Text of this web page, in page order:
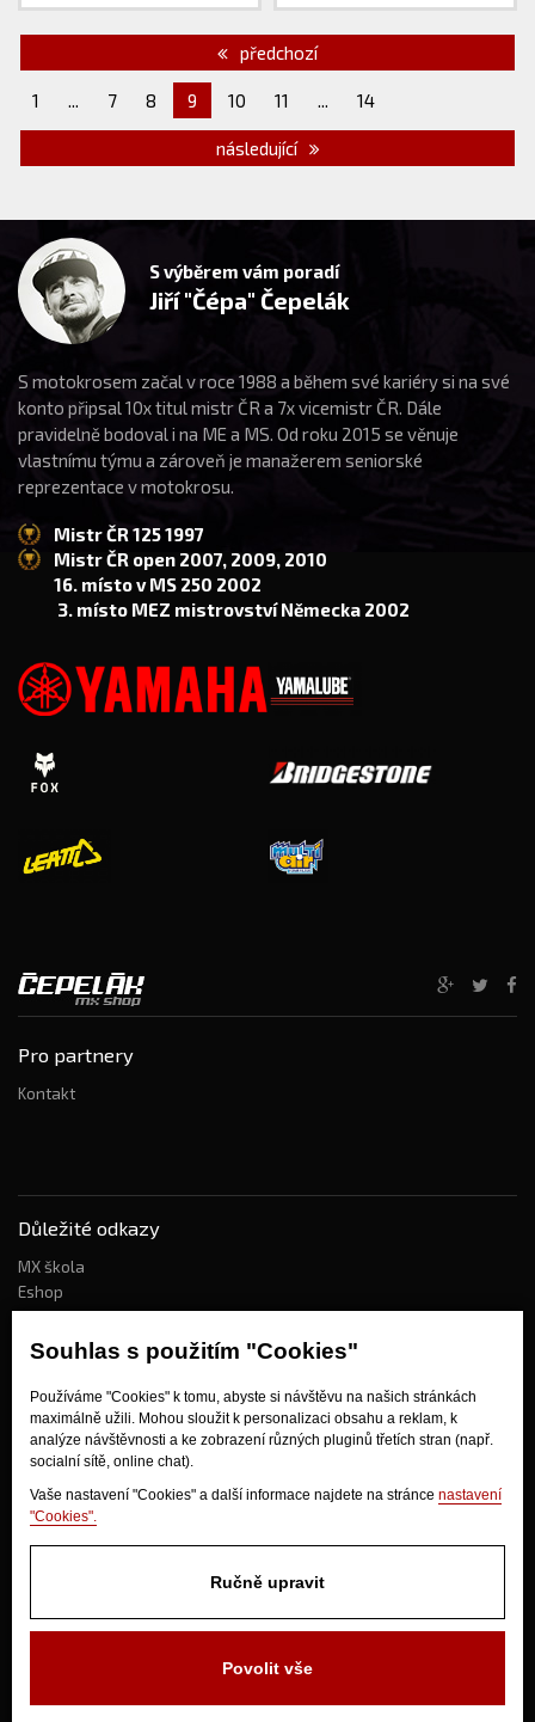
Souhlas s použitím "Cookies"
Používáme "Cookies" k tomu, abyste si návštěvu na našich stránkách
maximálně užili. Mohou sloužit k personalizaci obsahu a reklam, k
analýze návštěvnosti a ke zobrazení různých pluginů třetích stran (např.
socialní sítě, online chat).
Vaše nastavení "Cookies" a další informace najdete na stránce nastavení
"Cookies".
Ručně upravit
Povolit vše
předchozí
1 ... 7 8 9 10 11 ... 14
následující
S výběrem vám poradí
Jiří "Čépa" Čepelák
S motokrosem začal v roce 1988 a během své kariéry si na své
konto připsal 10x titul mistr ČR a 7x vicemistr ČR. Dále
pravidelně bodoval i na ME a MS. Od roku 2015 se věnuje
vlastnímu týmu a zároveň je manažerem seniorské
reprezentace v motokrosu.
Mistr ČR 125 1997
Mistr ČR open 2007, 2009, 2010
16. místo v MS 250 2002
3. místo MEZ mistrovství Německa 2002
Pro partnery
Kontakt
Důležité odkazy
MX škola
Eshop
Kdo jsme?
Jak nakupovat?
Obchodní podmínky
Doprava
Odstoupení od kupní smlouvy
280 02 Kolín